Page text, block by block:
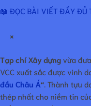
📖 ĐỌC BÀI VIẾT ĐẦY ĐỦ
×
Tạp chí Xây dựngvừa
VCC xuất sắc được vinh
đầu Châu Á“ . Thành tựu
thép nhất cho niềm tin